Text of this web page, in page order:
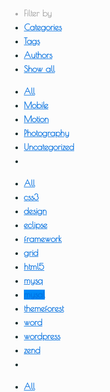
Filter by
Categories
Tags
Authors
Show all
All
Mobile
Motion
Photography
Uncategorized
All
css3
design
eclipse
framework
grid
html5
mysq
mysql
themeforest
word
wordpress
zend
All